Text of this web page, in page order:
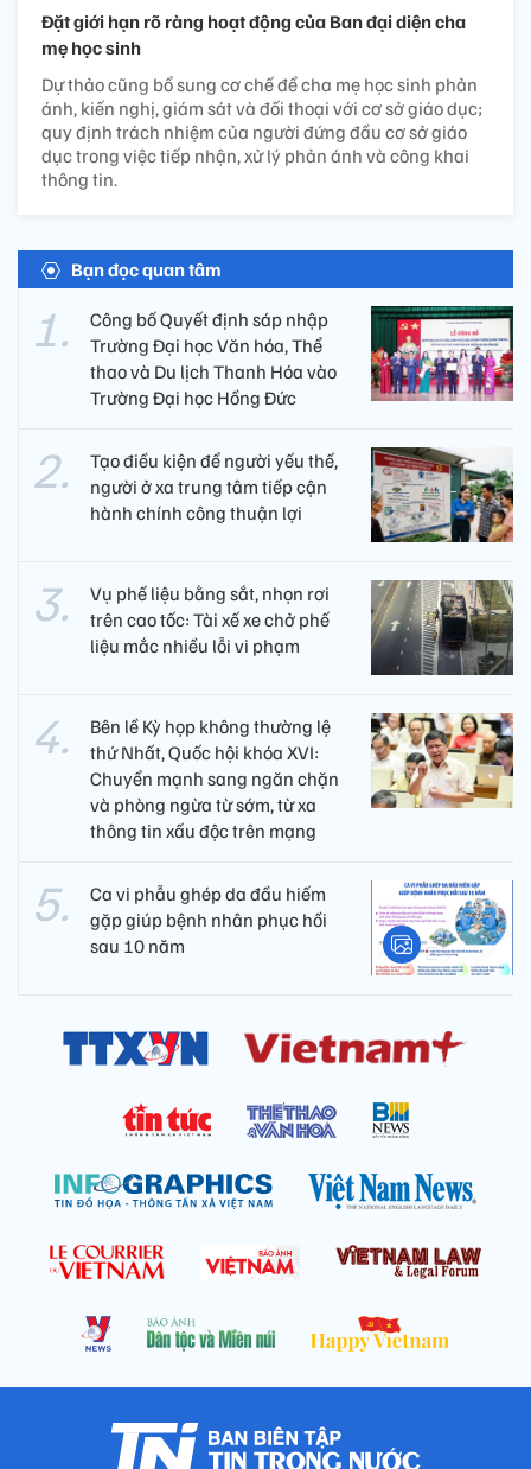
Đặt giới hạn rõ ràng hoạt động của Ban đại diện cha
mẹ học sinh
Dự thảo cũng bổ sung cơ chế để cha mẹ học sinh phản
ánh, kiến nghị, giám sát và đối thoại với cơ sở giáo dục;
quy định trách nhiệm của người đứng đầu cơ sở giáo
dục trong việc tiếp nhận, xử lý phản ánh và công khai
thông tin.
Bạn đọc quan tâm
Công bố Quyết định sáp nhập
Trường Đại học Văn hóa, Thể
thao và Du lịch Thanh Hóa vào
Trường Đại học Hồng Đức
Tạo điều kiện để người yếu thế,
người ở xa trung tâm tiếp cận
hành chính công thuận lợi
Vụ phế liệu bằng sắt, nhọn rơi
trên cao tốc: Tài xế xe chở phế
liệu mắc nhiều lỗi vi phạm
Bên lề Kỳ họp không thường lệ
thứ Nhất, Quốc hội khóa XVI:
Chuyển mạnh sang ngăn chặn
và phòng ngừa từ sớm, từ xa
thông tin xấu độc trên mạng
Ca vi phẫu ghép da đầu hiếm
gặp giúp bệnh nhân phục hồi
sau 10 năm